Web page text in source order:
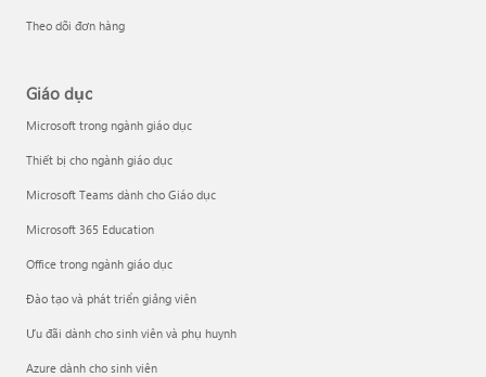
Theo dõi đơn hàng
Giáo dục
Microsoft trong ngành giáo dục
Thiết bị cho ngành giáo dục
Microsoft Teams dành cho Giáo dục
Microsoft 365 Education
Office trong ngành giáo dục
Đào tạo và phát triển giảng viên
Ưu đãi dành cho sinh viên và phụ huynh
Azure dành cho sinh viên